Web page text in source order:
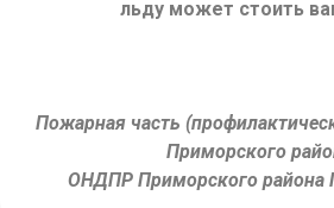
льду может стоить
Пожарная часть
Приморского
ОНДПР Приморского района